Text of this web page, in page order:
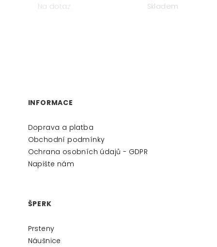
Na dotaz
Skladem
INFORMACE
Doprava a platba
Obchodní podmínky
Ochrana osobních údajů - GDPR
Napište nám
ŠPERK
Prsteny
Náušnice